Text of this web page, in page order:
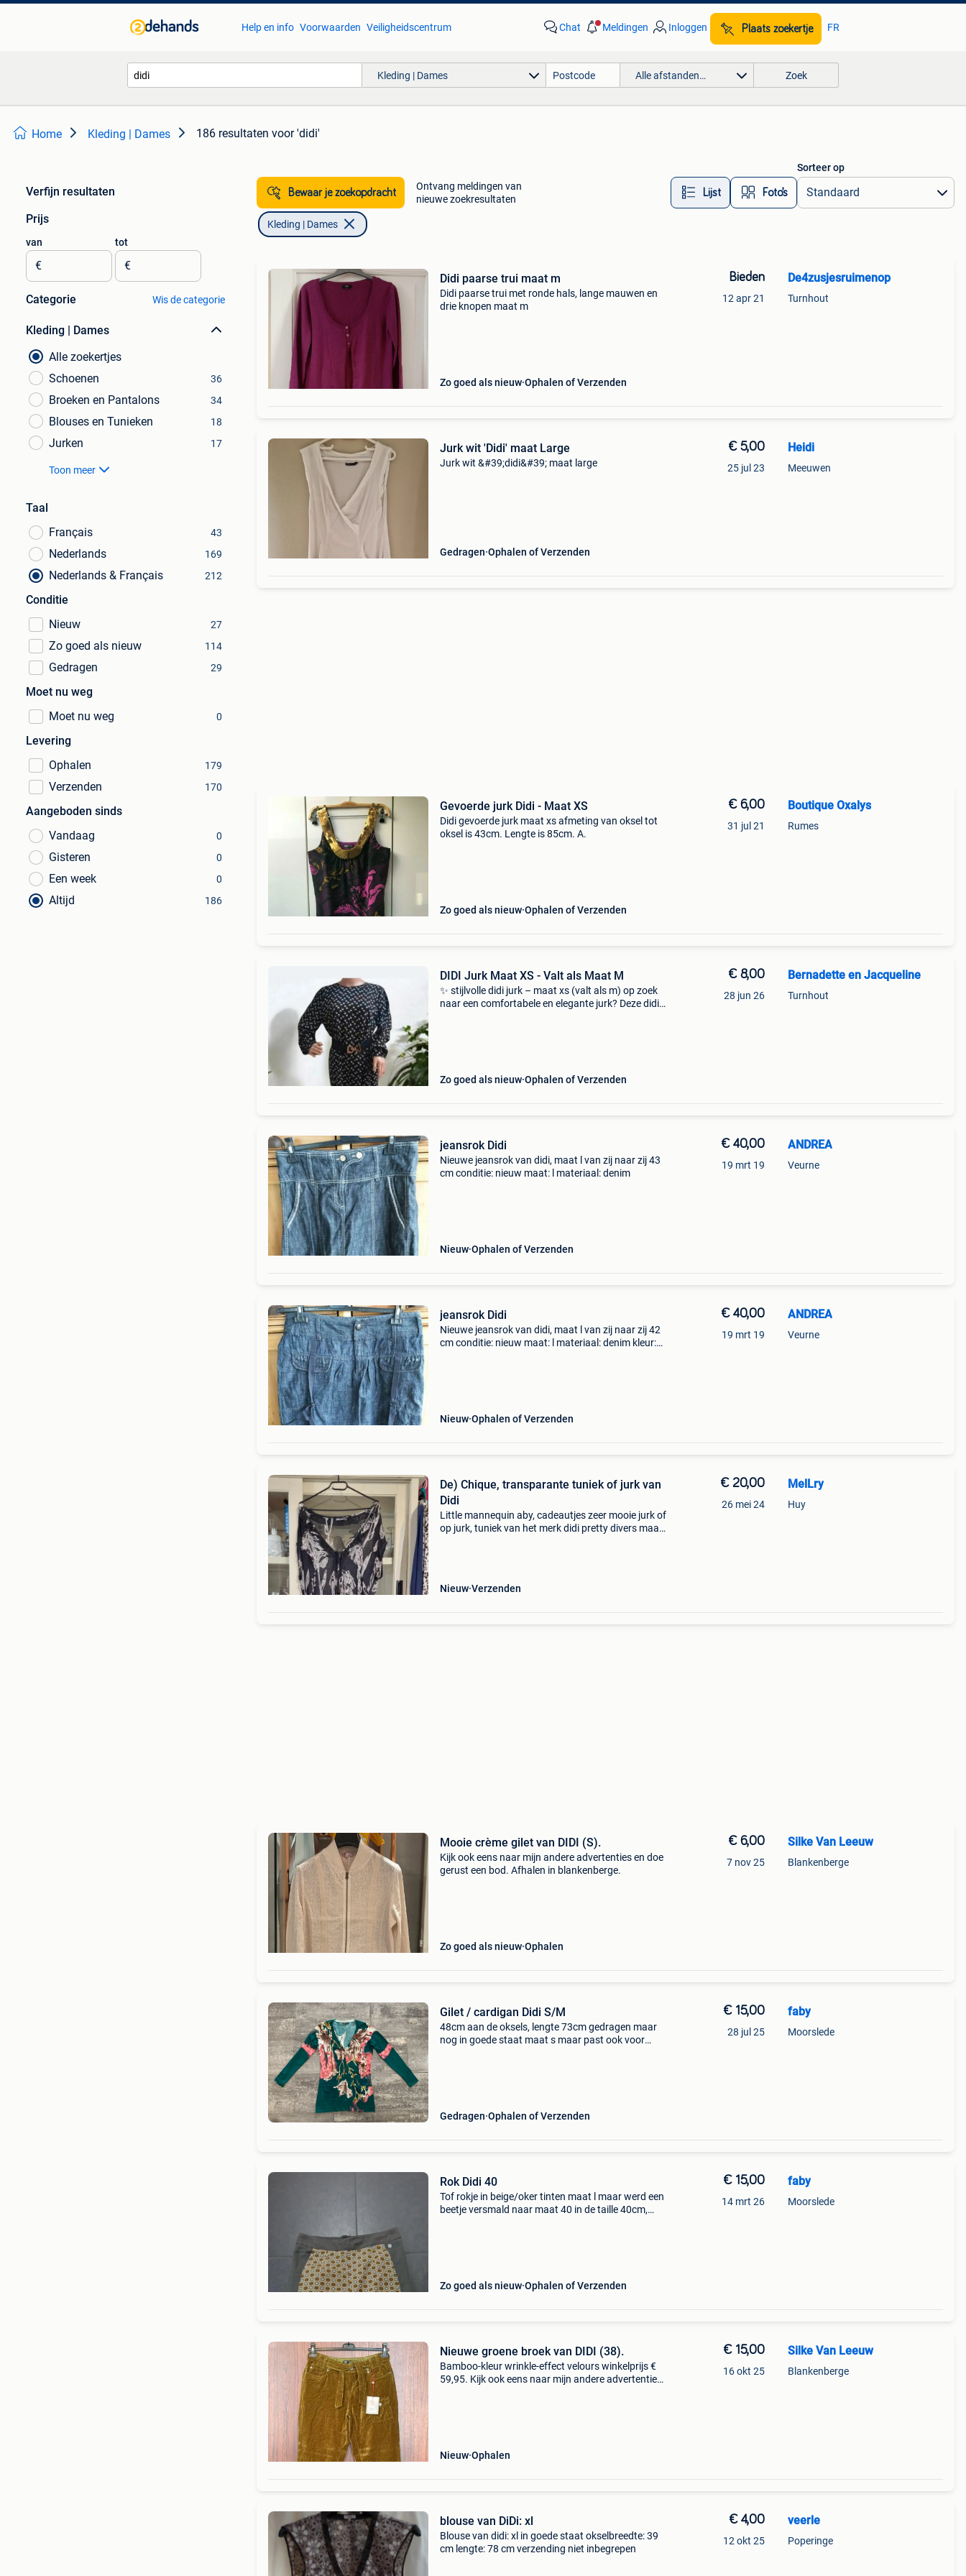
Help en info Voorwaarden Veiligheidscentrum Chat Meldingen Inloggen Plaats zoekertje FR
Kleding | Dames Alle afstanden… Zoek
Home Kleding | Dames 186 resultaten voor 'didi'
Verfijn resultaten
Prijs
van
€
tot
€
Categorie Wis de categorie
Kleding | Dames
Alle zoekertjes
Schoenen
36
Broeken en Pantalons 34
Blouses en Tunieken 18
Jurken 17
Toon meer
Taal
Français
43
Nederlands 169
Nederlands & Français 212
Conditie
Nieuw
27
Zo goed als nieuw 114
Gedragen 29
Moet nu weg
Moet nu weg
0
Levering
Ophalen
179
Verzenden 170
Aangeboden sinds
Vandaag
0
Gisteren 0
Een week 0
Altijd 186
Bewaar je zoekopdracht
Ontvang meldingen van
nieuwe zoekresultaten
Lijst Foto’s
Sorteer op
Kleding | Dames
Didi paarse trui maat m
Didi paarse trui met ronde hals, lange mauwen en
drie knopen maat m
Zo goed als nieuw Ophalen of Verzenden
Bieden
12 apr 21
De4zusjesruimenop
Turnhout
Jurk wit 'Didi' maat Large
Jurk wit &#39;didi&#39; maat large
Gedragen Ophalen of Verzenden
€ 5,00
25 jul 23
Heidi
Meeuwen
Gevoerde jurk Didi - Maat XS
Didi gevoerde jurk maat xs afmeting van oksel tot
oksel is 43cm. Lengte is 85cm. A.
Zo goed als nieuw Ophalen of Verzenden
€ 6,00
31 jul 21
Boutique Oxalys
Rumes
DIDI Jurk Maat XS - Valt als Maat M
✨ stijlvolle didi jurk – maat xs (valt als m) op zoek
naar een comfortabele en elegante jurk? Deze didi
Zo goed als nieuw Ophalen of Verzenden
€ 8,00
28 jun 26
Bernadette en Jacqueline
Turnhout
jeansrok Didi
Nieuwe jeansrok van didi, maat l van zij naar zij 43
cm conditie: nieuw maat: l materiaal: denim
Nieuw Ophalen of Verzenden
€ 40,00
19 mrt 19
ANDREA
Veurne
jeansrok Didi
Nieuwe jeansrok van didi, maat l van zij naar zij 42
cm conditie: nieuw maat: l materiaal: denim kleur:
Nieuw Ophalen of Verzenden
€ 40,00
19 mrt 19
ANDREA
Veurne
De) Chique, transparante tuniek of jurk van
Didi
Little mannequin aby, cadeautjes zeer mooie jurk of
op jurk, tuniek van het merk didi pretty divers maat l
Nieuw Verzenden
€ 20,00
26 mei 24
MelLry
Huy
Mooie crème gilet van DIDI (S).
Kijk ook eens naar mijn andere advertenties en doe
gerust een bod. Afhalen in blankenberge.
Zo goed als nieuw Ophalen
€ 6,00
7 nov 25
Silke Van Leeuw
Blankenberge
Gilet / cardigan Didi S/M
48cm aan de oksels, lengte 73cm gedragen maar
nog in goede staat maat s maar past ook voor
Gedragen Ophalen of Verzenden
€ 15,00
28 jul 25
faby
Moorslede
Rok Didi 40
Tof rokje in beige/oker tinten maat l maar werd een
beetje versmald naar maat 40 in de taille 40cm,
Zo goed als nieuw Ophalen of Verzenden
€ 15,00
14 mrt 26
faby
Moorslede
Nieuwe groene broek van DIDI (38).
Bamboo-kleur wrinkle-effect velours winkelprijs €
59,95. Kijk ook eens naar mijn andere advertenties
Nieuw Ophalen
€ 15,00
16 okt 25
Silke Van Leeuw
Blankenberge
blouse van DiDi: xl
Blouse van didi: xl in goede staat okselbreedte: 39
cm lengte: 78 cm verzending niet inbegrepen
€ 4,00
12 okt 25
veerle
Poperinge